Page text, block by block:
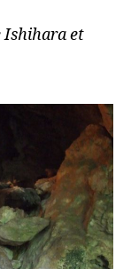
Ishihara et